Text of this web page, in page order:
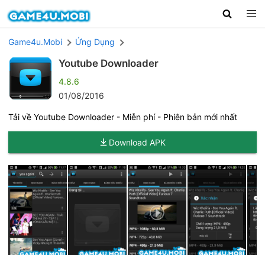
Game4u.Mobi Ứng Dụng
Youtube Downloader
4.8.6
01/08/2016
Tải về Youtube Downloader - Miễn phí - Phiên bản mới nhất
Download APK